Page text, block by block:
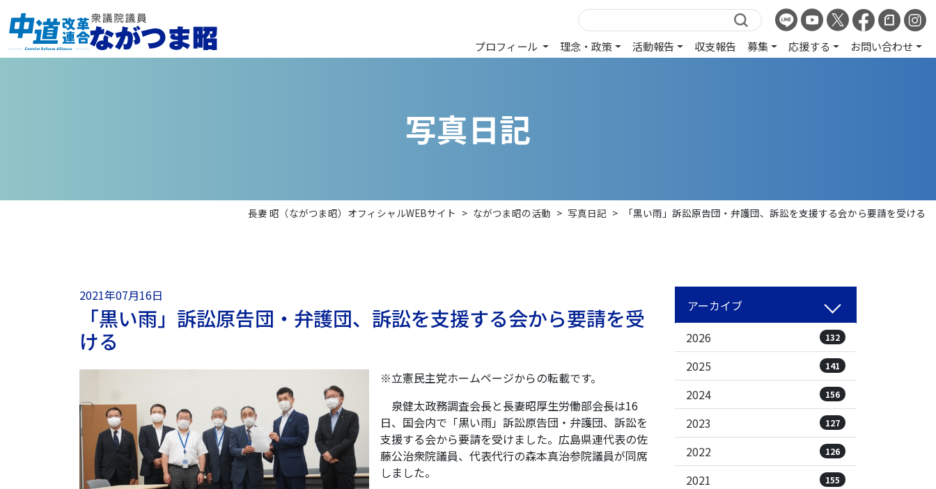
プロフィール 理念・政策 活動報告 収支報告 募集 応援する お問い合わせ
写真日記
長妻 昭（ながつま昭）オフィシャルWEBサイト > ながつま昭の活動 > 写真日記 > 「黒い雨」訴訟原告団・弁護団、訴訟を支援する会から要請を受ける
2021年07月16日
「黒い雨」訴訟原告団・弁護団、訴訟を支援する会から要請を受
ける
※立憲民主党ホームページからの転載です。
泉健太政務調査会長と長妻昭厚生労働部会長は16
日、国会内で「黒い雨」訴訟原告団・弁護団、訴訟を
支援する会から要請を受けました。広島県連代表の佐
藤公治衆院議員、代表代行の森本真治参院議員が同席
しました。
アーカイブ
2026
132
2025 141
2024 156
2023 127
2022 126
2021 155